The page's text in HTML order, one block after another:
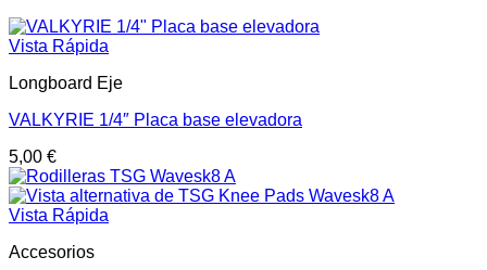
Vista Rápida
Longboard Eje
VALKYRIE 1/4″ Placa base elevadora
5,00 €
Vista Rápida
Accesorios